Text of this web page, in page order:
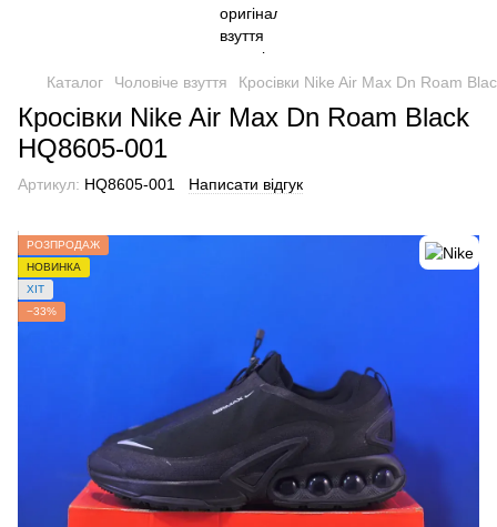
Каталог Чоловіче взуття Кросівки Nike Air Max Dn Roam
Кросівки Nike Air Max Dn Roam Black
HQ8605-001
Артикул: HQ8605-001 Написати відгук
РОЗПРОДАЖ
НОВИНКА
ХІТ
−33%